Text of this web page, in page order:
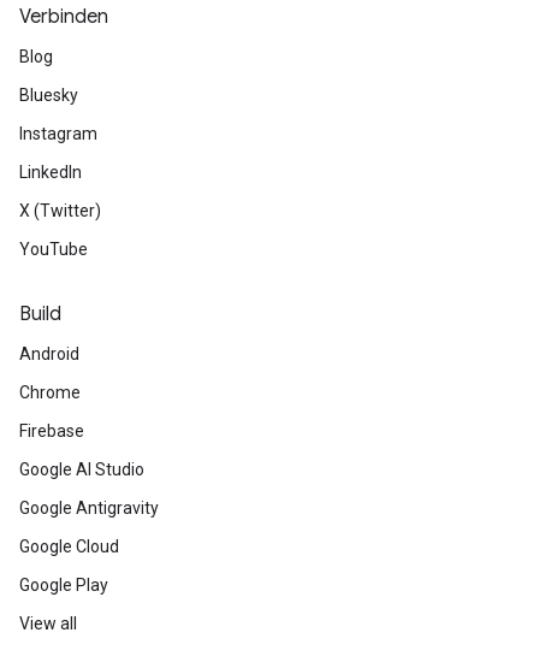
Verbinden
Blog
Bluesky
Instagram
LinkedIn
X (Twitter)
YouTube
Build
Android
Chrome
Firebase
Google AI Studio
Google Antigravity
Google Cloud
Google Play
View all